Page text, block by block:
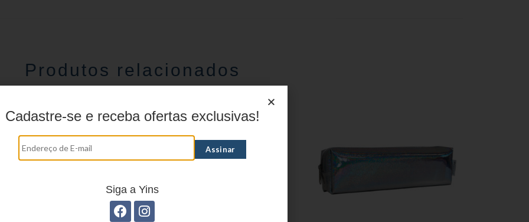
Produtos relacionados
Juvenil YS27101
Cadastre-se e receba ofertas exclusivas!
Siga a Yins